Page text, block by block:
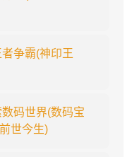
争霸(神印王
码世界(数码宝
世今生)